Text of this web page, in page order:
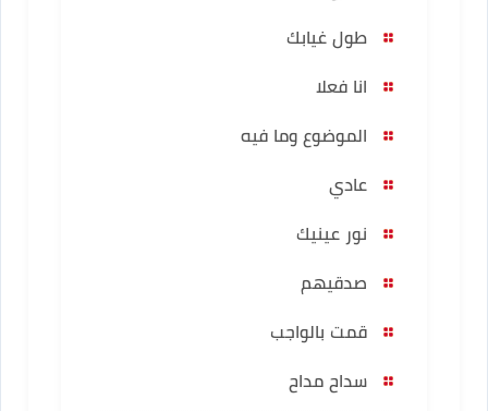
طول غيابك
انا فعلا
الموضوع وما فيه
عادي
نور عينيك
صدقيهم
قمت بالواجب
سداح مداح